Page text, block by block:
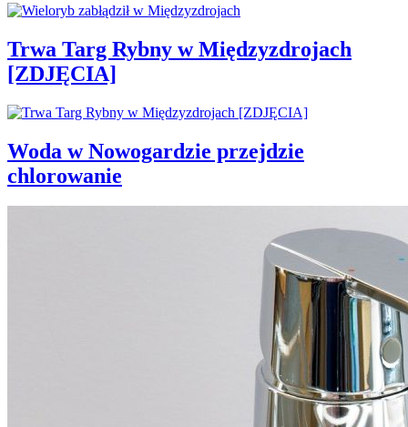
Trwa Targ Rybny w Międzyzdrojach
[ZDJĘCIA]
Woda w Nowogardzie przejdzie
chlorowanie